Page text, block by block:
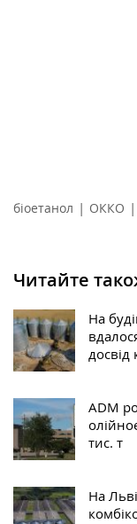
біоетанол | ОККО |
Читайте
На
досвід
ADM
тис. т
На